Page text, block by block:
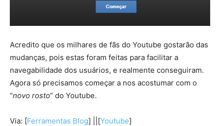
Acredito que os milhares de fãs do Youtube gostarão das
mudanças, pois estas foram feitas para facilitar a
navegabilidade dos usuários, e realmente conseguiram.
Agora só precisamos começar a nos acostumar com o
“novo rosto” do Youtube.
Via: [Ferramentas Blog] ||[Youtube]